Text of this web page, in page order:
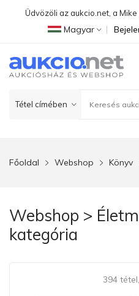
Üdvözöli az aukcio.net, a
Magyar
Főoldal Webshop Könyv
Webshop >
kategória
394